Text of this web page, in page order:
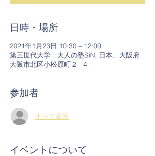
日時・場所
2021年1月23日 10:30 – 12:00
第三世代大学 大人の塾SiN, 日本、大阪府
大阪市北区小松原町２−４
参加者
すべて表示
イベントについて